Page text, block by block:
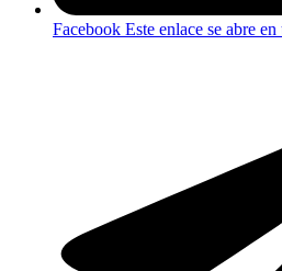
Facebook Este enlace se abre